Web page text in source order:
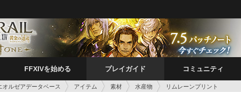
FFXIVを始める プレイガイド コミュニティ
オルゼアデータベース アイテム 素材 水産物 リムレーンプリント